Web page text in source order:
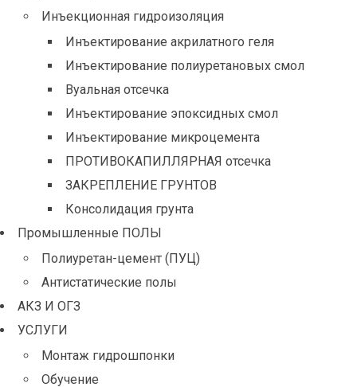
Инъекционная гидроизоляция
Инъектирование акрилатного геля
Инъектирование полиуретановых смол
Вуальная отсечка
Инъектирование эпоксидных смол
Инъектирование микроцемента
ПРОТИВОКАПИЛЛЯРНАЯ отсечка
ЗАКРЕПЛЕНИЕ ГРУНТОВ
Консолидация грунта
Промышленные ПОЛЫ
Полиуретан-цемент (ПУЦ)
Антистатические полы
АКЗ И ОГЗ
УСЛУГИ
Монтаж гидрошпонки
Обучение